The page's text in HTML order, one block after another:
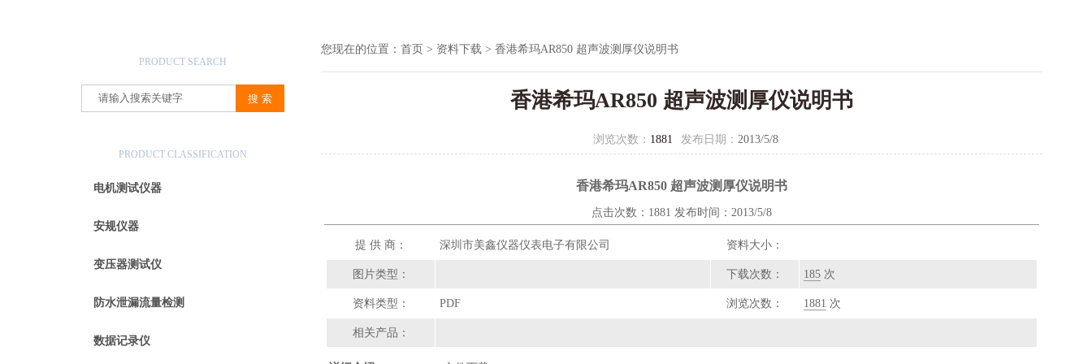
PRODUCT SEARCH
PRODUCT CLASSIFICATION
电机测试仪器
安规仪器
变压器测试仪
防水泄漏流量检测
数据记录仪
您现在的位置： 首页 > 资料下载 > 香港希玛AR850 超声波测厚仪说明书
香港希玛AR850 超声波测厚仪说明书
浏览次数： 1881 发布日期： 2013/5/8
香港希玛AR850 超声波测厚仪说明书
点击次数：1881 发布时间：2013/5/8
提 供 商： 深圳市美鑫仪器仪表电子有限公司 资料大小：
图片类型： 下载次数： 185 次
资料类型： PDF 浏览次数： 1881 次
相关产品：